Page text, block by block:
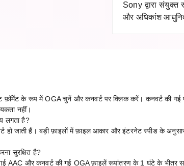
Sony द्वारा
और अधिकांश आधुनिक
के रूप में OGA चुनें और कनवर्ट पर क्लिक करें। कनवर्ट की गई
नहीं।
लगता है?
जाती हैं। बड़ी फ़ाइलों में फ़ाइल आकार और इंटरनेट स्पीड के
सुरक्षित है?
AAC और कनवर्ट की गई OGA फ़ाइलें रूपांतरण के 1 घंटे के भीतर